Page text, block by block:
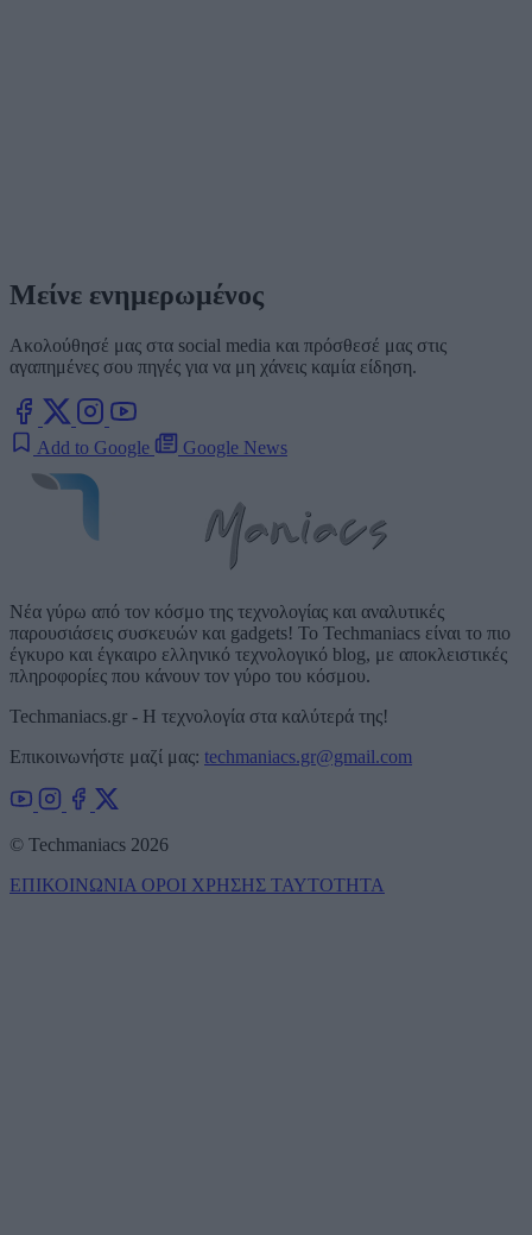
Μείνε ενημερωμένος
Ακολούθησέ μας στα social media και πρόσθεσέ μας στις
αγαπημένες σου πηγές για να μη χάνεις καμία είδηση.
Add to Google Google News
Νέα γύρω από τον κόσμο της τεχνολογίας και αναλυτικές
παρουσιάσεις συσκευών και gadgets! Το Techmaniacs είναι το πιο
έγκυρο και έγκαιρο ελληνικό τεχνολογικό blog, με αποκλειστικές
πληροφορίες που κάνουν τον γύρο του κόσμου.
Techmaniacs.gr - Η τεχνολογία στα καλύτερά της!
Επικοινωνήστε μαζί μας: techmaniacs.gr@gmail.com
© Techmaniacs 2026
ΕΠΙΚΟΙΝΩΝΙΑ ΟΡΟΙ ΧΡΗΣΗΣ ΤΑΥΤΟΤΗΤΑ